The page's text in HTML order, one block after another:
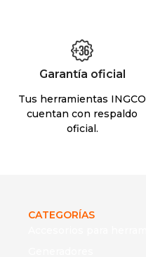
Garantía oficial
Tus herramientas INGCO
cuentan con respaldo
oficial.
CATEGORÍAS